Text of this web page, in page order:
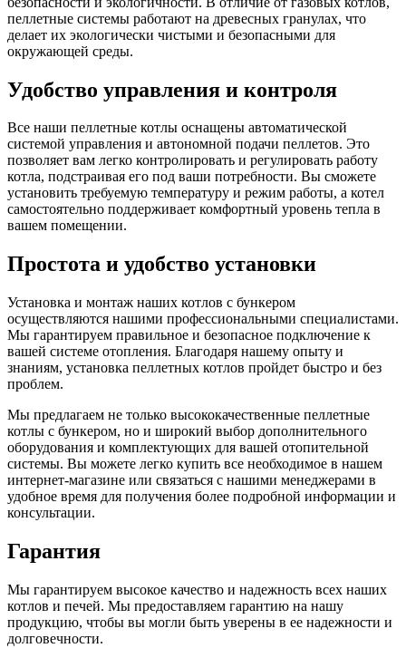
пеллетные системы работают на древесных гранулах, что
делает их экологически чистыми и безопасными для
окружающей среды.
Удобство управления и контроля
Все наши пеллетные котлы оснащены автоматической
системой управления и автономной подачи пеллетов. Это
позволяет вам легко контролировать и регулировать работу
котла, подстраивая его под ваши потребности. Вы сможете
установить требуемую температуру и режим работы, а котел
самостоятельно поддерживает комфортный уровень тепла в
вашем помещении.
Простота и удобство установки
Установка и монтаж наших котлов с бункером
осуществляются нашими профессиональными специалистами.
Мы гарантируем правильное и безопасное подключение к
вашей системе отопления. Благодаря нашему опыту и
знаниям, установка пеллетных котлов пройдет быстро и без
проблем.
Мы предлагаем не только высококачественные пеллетные
котлы с бункером, но и широкий выбор дополнительного
оборудования и комплектующих для вашей отопительной
системы. Вы можете легко купить все необходимое в нашем
интернет-магазине или связаться с нашими менеджерами в
удобное время для получения более подробной информации и
консультации.
Гарантия
Мы гарантируем высокое качество и надежность всех наших
котлов и печей. Мы предоставляем гарантию на нашу
продукцию, чтобы вы могли быть уверены в ее надежности и
долговечности.